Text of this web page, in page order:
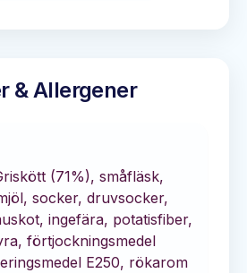
& Allergener
(71%), småfläsk,
socker, druvsocker,
ingefära, potatisfiber,
förtjockningsmedel
E250, rökarom